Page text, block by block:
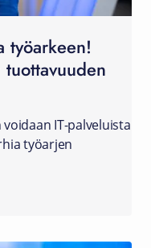
työarkeen!
IT-palveluista
työarjen